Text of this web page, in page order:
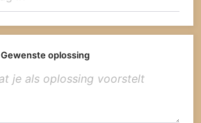
Gewenste oplossing